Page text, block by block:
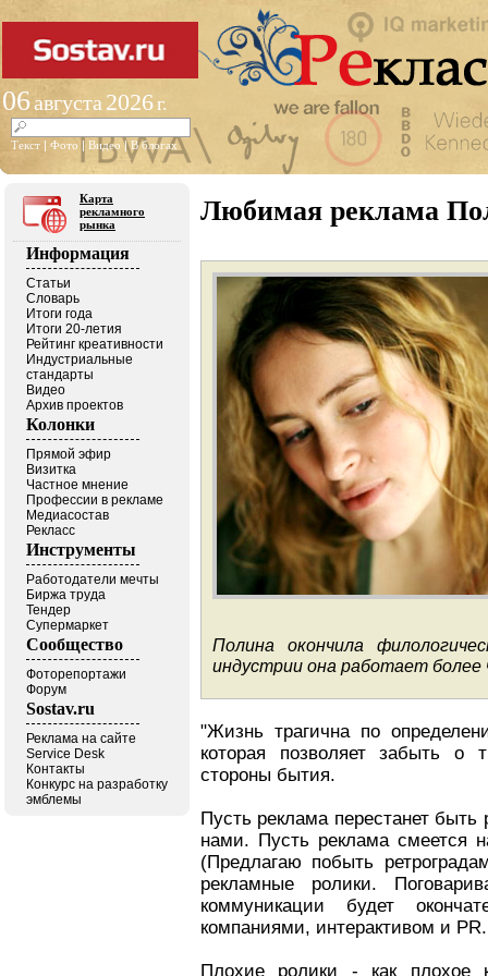
06августа 2026г.
Текст | Фото | Видео |В блогах
Карта
рекламного
рынка
Информация
Статьи
Словарь
Итоги года
Итоги 20-летия
Рейтинг креативности
Индустриальные
стандарты
Видео
Архив проектов
Колонки
Прямой эфир
Визитка
Частное мнение
Профессии в рекламе
Медиасостав
Рекласс
Инструменты
Работодатели мечты
Биржа труда
Тендер
Супермаркет
Сообщество
Фоторепортажи
Форум
Sostav.ru
Реклама на сайте
Service Desk
Контакты
Конкурс на разработку
эмблемы
Любимая реклама
Полина окончила
индустрии она работает
"Жизнь трагична по
которая позволяет забыть о
стороны бытия.
Пусть реклама перестанет
нами. Пусть реклама смеется
(Предлагаю побыть
рекламные ролики.
коммуникации будет
компаниями, интерактивом и
Плохие ролики - как плохое